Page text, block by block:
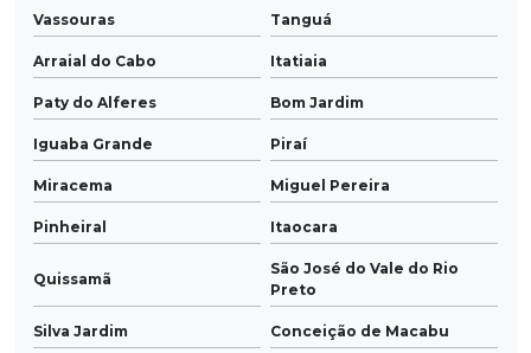
Vassouras Tanguá
Arraial do Cabo Itatiaia
Paty do Alferes Bom Jardim
Iguaba Grande Piraí
Miracema Miguel Pereira
Pinheiral Itaocara
Quissamã
São José do Vale do Rio
Preto
Silva Jardim Conceição de Macabu